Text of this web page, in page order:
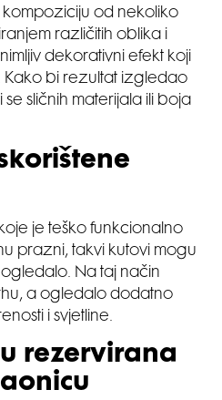
od nekoliko
različitih oblika i
dekorativni efekt koji
Kako bi rezultat izgledao
sličnih materijala ili boja
je teško funkcionalno
prazni, takvi kutovi mogu
Na taj način
a ogledalo dodatno
i svjetline.
rezervirana